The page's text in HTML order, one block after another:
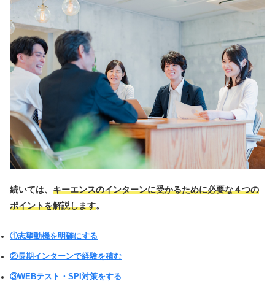
続いては、 キーエンスのインターンに受かるために必要な４つの
ポイントを解説します。
①志望動機を明確にする
②長期インターンで経験を積む
③WEBテスト・SPI対策をする